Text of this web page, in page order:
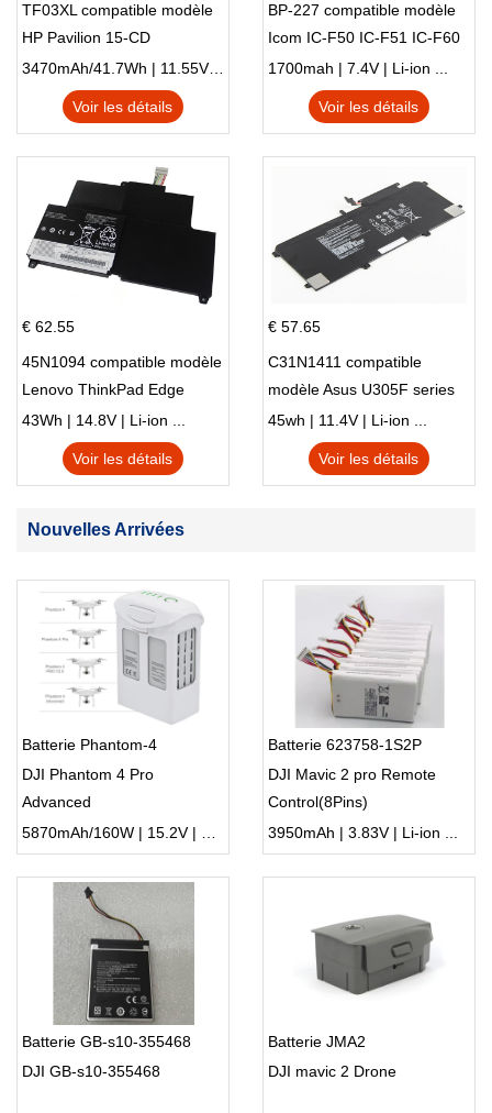
TF03XL compatible modèle
HP Pavilion 15-CD
3470mAh/41.7Wh | 11.55V | Li-ion ...
Voir les détails
BP-227 compatible modèle
Icom IC-F50 IC-F51 IC-F60
IC-F61 IC-M87
1700mah | 7.4V | Li-ion ...
Voir les détails
€ 62.55
45N1094 compatible modèle
Lenovo ThinkPad Edge
S230u Twist
43Wh | 14.8V | Li-ion ...
Voir les détails
€ 57.65
C31N1411 compatible
modèle Asus U305F series
45wh | 11.4V | Li-ion ...
Voir les détails
Nouvelles Arrivées
Batterie Phantom-4
DJI Phantom 4 Pro
Advanced
5870mAh/160W | 15.2V | Li-ion ...
Batterie 623758-1S2P
DJI Mavic 2 pro Remote
Control(8Pins)
3950mAh | 3.83V | Li-ion ...
Batterie GB-s10-355468
DJI GB-s10-355468
Batterie JMA2
DJI mavic 2 Drone